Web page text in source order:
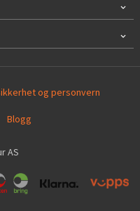
og personvern
Blogg
AS